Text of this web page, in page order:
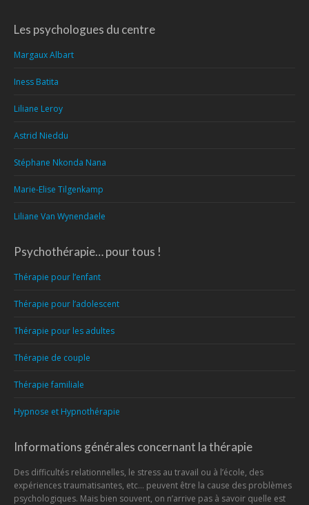
Les psychologues du centre
Margaux Albart
Iness Batita
Liliane Leroy
Astrid Nieddu
Stéphane Nkonda Nana
Marie-Elise Tilgenkamp
Liliane Van Wynendaele
Psychothérapie… pour tous !
Thérapie pour l’enfant
Thérapie pour l’adolescent
Thérapie pour les adultes
Thérapie de couple
Thérapie familiale
Hypnose et Hypnothérapie
Informations générales concernant la thérapie
Des difficultés relationnelles, le stress au travail ou à l’école, des
expériences traumatisantes, etc… peuvent être la cause des problèmes
psychologiques. Mais bien souvent, on n’arrive pas à savoir quelle est